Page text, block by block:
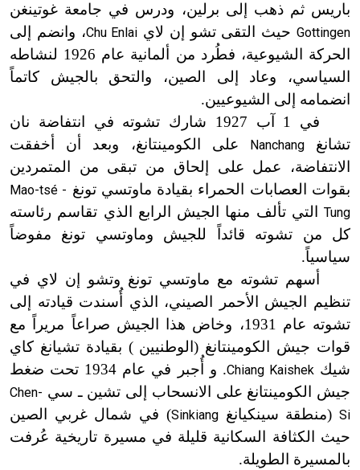
باريس ثم ذهب إلى برلين، ودرس في جامعة غوتينغن
Gottingenحيث التقى تشو إن لاي Chu Enlai، وانضم إلى
الحركة الشيوعية، فطُرد من ألمانية عام 1926 لنشاطه
السياسي، وعاد إلى الصين، والتحق بالجيش كاتماً
انضمامه إلى الشيوعيين.
في 1 آب 1927 شارك تشوته في انتفاضة نان
تشانغNanchang
على الكومينتانغ، وبعد أن أخفقت
الانتفاضة، عمل على إلحاق من تبقى من المتمردين
بقوات العصابات الحمراء بقيادة ماوتسي تونغ Mao-tsé -
Tung التي تألف منها الجيش الرابع الذي تقاسم رئاسته
كل من تشوته قائداً للجيش وماوتسي تونغ مفوضاً
سياسياً.
أسهم تشوته مع ماوتسي تونغ وتشو إن لاي في
تنظيم الجيش الأحمر الصيني، الذي أُسندت قيادته إلى
تشوته عام 1931، وخاض هذا الجيش صراعاً مريراً مع
قوات جيش الكومينتانغ (الوطنيين ) بقيادة تشيانغ كاي
شيك Chiang Kaishek
. و أُجبر في عام 1934 تحت ضغط
جيش الكومينتانغ على الانسحاب إلى تشين ـ سي Chen-
Si(منطقة سينكيانغSinkiang) في شمال غربي الصين
حيث الكثافة السكانية قليلة في مسيرة تاريخية عُرفت
بالمسيرة الطويلة.